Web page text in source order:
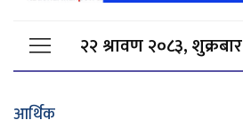
२२ श्रावण २०८३, शुक्रबार
आर्थिक